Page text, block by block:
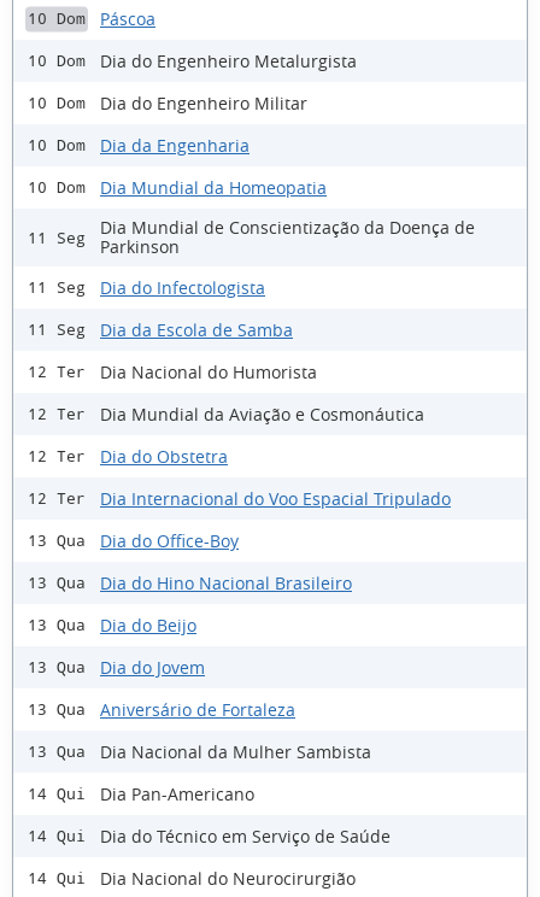
10 Dom Páscoa
10 Dom Dia do Engenheiro Metalurgista
10 Dom Dia do Engenheiro Militar
10 Dom Dia da Engenharia
10 Dom Dia Mundial da Homeopatia
11 Seg
Dia Mundial de Conscientização da Doença de
Parkinson
11 Seg Dia do Infectologista
11 Seg Dia da Escola de Samba
12 Ter Dia Nacional do Humorista
12 Ter Dia Mundial da Aviação e Cosmonáutica
12 Ter Dia do Obstetra
12 Ter Dia Internacional do Voo Espacial Tripulado
13 Qua Dia do Office-Boy
13 Qua Dia do Hino Nacional Brasileiro
13 Qua Dia do Beijo
13 Qua Dia do Jovem
13 Qua Aniversário de Fortaleza
13 Qua Dia Nacional da Mulher Sambista
14 Qui Dia Pan-Americano
14 Qui Dia do Técnico em Serviço de Saúde
14 Qui Dia Nacional do Neurocirurgião